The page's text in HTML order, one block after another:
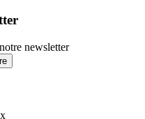
newsletter